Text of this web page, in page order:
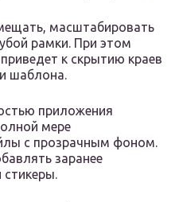
масштабировать
рамки. При этом
к скрытию краев
шаблона.
приложения
мере
с прозрачным фоном.
заранее